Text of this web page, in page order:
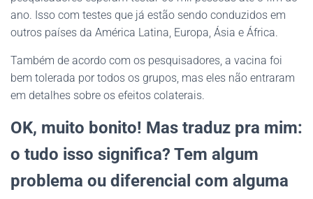
ano. Isso com testes que já estão sendo conduzidos em
outros países da América Latina, Europa, Ásia e África.
Também de acordo com os pesquisadores, a vacina foi
bem tolerada por todos os grupos, mas eles não entraram
em detalhes sobre os efeitos colaterais.
OK, muito bonito! Mas traduz pra mim:
o tudo isso significa? Tem algum
problema ou diferencial com alguma